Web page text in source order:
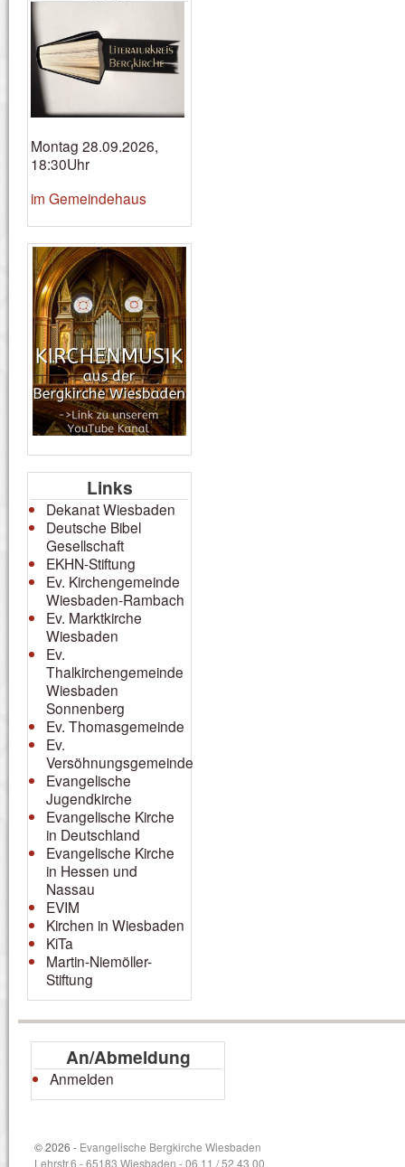
Montag 28.09.2026,
18:30Uhr
im Gemeindehaus
Links
Dekanat Wiesbaden
Deutsche Bibel
Gesellschaft
EKHN-Stiftung
Ev. Kirchengemeinde
Wiesbaden-Rambach
Ev. Marktkirche
Wiesbaden
Ev.
Thalkirchengemeinde
Wiesbaden
Sonnenberg
Ev. Thomasgemeinde
Ev.
Versöhnungsgemeinde
Evangelische
Jugendkirche
Evangelische Kirche
in Deutschland
Evangelische Kirche
in Hessen und
Nassau
EVIM
Kirchen in Wiesbaden
KiTa
Martin-Niemöller-
Stiftung
An/Abmeldung
Anmelden
© 2026 - Evangelische Bergkirche Wiesbaden
Lehrstr.6 - 65183 Wiesbaden - 06 11 / 52 43 00